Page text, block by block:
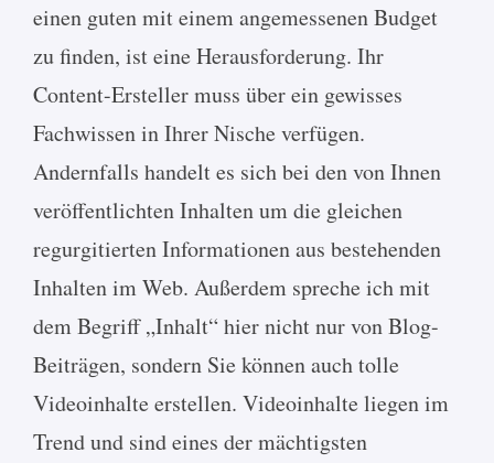
einen guten mit einem angemessenen Budget
zu finden, ist eine Herausforderung. Ihr
Content-Ersteller muss über ein gewisses
Fachwissen in Ihrer Nische verfügen.
Andernfalls handelt es sich bei den von Ihnen
veröffentlichten Inhalten um die gleichen
regurgitierten Informationen aus bestehenden
Inhalten im Web. Außerdem spreche ich mit
dem Begriff „Inhalt“ hier nicht nur von Blog-
Beiträgen, sondern Sie können auch tolle
Videoinhalte erstellen. Videoinhalte liegen im
Trend und sind eines der mächtigsten